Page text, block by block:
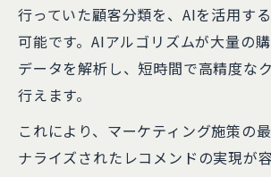
行っていた顧客分類を、AIを活用す
可能です。AIアルゴリズムが大量の
データを解析し、短時間で高精度な
行えます。
これにより、マーケティング施策の
ナライズされたレコメンドの実現が容